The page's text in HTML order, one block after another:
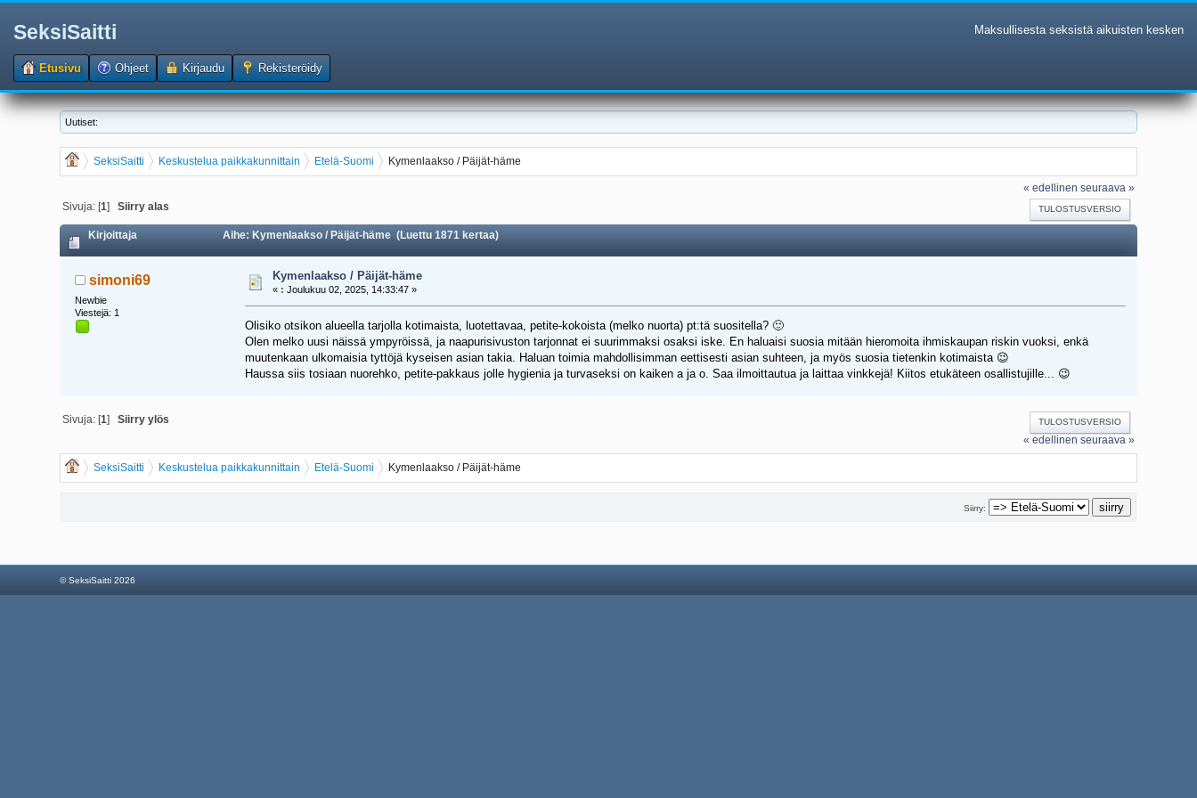
SeksiSaitti Maksullisesta seksistä aikuisten kesken
Etusivu Ohjeet Kirjaudu Rekisteröidy
Uutiset:
SeksiSaitti Keskustelua paikkakunnittain Etelä-Suomi Kymenlaakso / Päijät-häme
« edellinen seuraava »
TULOSTUSVERSIO
Sivuja: [1] Siirry alas
Kirjoittaja Aihe: Kymenlaakso / Päijät-häme (Luettu 1871 kertaa)
simoni69
Newbie
Viestejä: 1
Kymenlaakso / Päijät-häme
« : Joulukuu 02, 2025, 14:33:47 »
Olisiko otsikon alueella tarjolla kotimaista, luotettavaa, petite-kokoista (melko nuorta) pt:tä suositella? 🙂
Olen melko uusi näissä ympyröissä, ja naapurisivuston tarjonnat ei suurimmaksi osaksi iske. En haluaisi suosia mitään hieromoita ihmiskaupan riskin vuoksi, enkä
muutenkaan ulkomaisia tyttöjä kyseisen asian takia. Haluan toimia mahdollisimman eettisesti asian suhteen, ja myös suosia tietenkin kotimaista 😉
Haussa siis tosiaan nuorehko, petite-pakkaus jolle hygienia ja turvaseksi on kaiken a ja o. Saa ilmoittautua ja laittaa vinkkejä! Kiitos etukäteen osallistujille... 😉
TULOSTUSVERSIO
Sivuja: [1] Siirry ylös
« edellinen seuraava »
SeksiSaitti Keskustelua paikkakunnittain Etelä-Suomi Kymenlaakso / Päijät-häme
Siirry:
© SeksiSaitti 2026